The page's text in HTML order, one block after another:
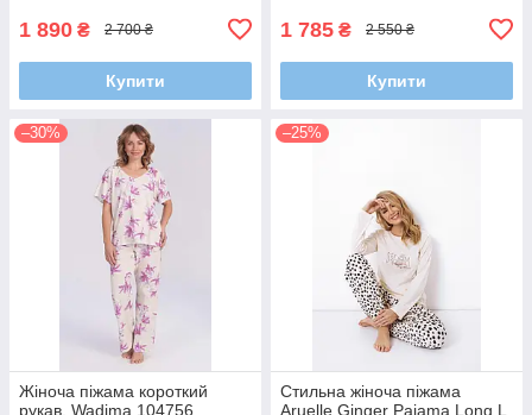
1 890 ₴ 2 700 ₴
Купити
1 785 ₴ 2 550 ₴
Купити
–30%
Жіноча піжама короткий
рукав, Wadima 104756
–25%
Стильна жіноча піжама
Aruelle Ginger Pajama Long L